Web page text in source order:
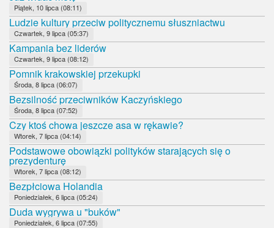
Piątek, 10 lipca (08:11)
Ludzie kultury przeciw politycznemu słuszniactwu
Czwartek, 9 lipca (05:37)
Kampania bez liderów
Czwartek, 9 lipca (08:12)
Pomnik krakowskiej przekupki
Środa, 8 lipca (06:07)
Bezsilność przeciwników Kaczyńskiego
Środa, 8 lipca (07:52)
Czy ktoś chowa jeszcze asa w rękawie?
Wtorek, 7 lipca (04:14)
Podstawowe obowiązki polityków starających się o
prezydenturę
Wtorek, 7 lipca (08:12)
Bezpłciowa Holandia
Poniedziałek, 6 lipca (05:24)
Duda wygrywa u "buków"
Poniedziałek, 6 lipca (07:55)